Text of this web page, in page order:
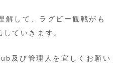
して、ラグビー観戦がも
ていきます。
及び管理人を宜しくお願い